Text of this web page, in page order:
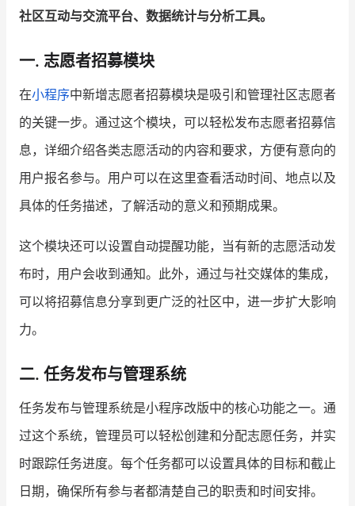
品牌消费观 行业报告
新零售资讯
培训课程
私域课程 新零售内参
增长俱乐部
增长俱乐部 有赞商盟
商家社区 社群交流
合作共进
有赞云 数据通服务
社区互动与交流平台、数据统计与分析工具。
一. 志愿者招募模块
在小程序中新增志愿者招募模块是吸引和管理社区志愿者
的关键一步。通过这个模块，可以轻松发布志愿者招募信
息，详细介绍各类志愿活动的内容和要求，方便有意向的
用户报名参与。用户可以在这里查看活动时间、地点以及
具体的任务描述，了解活动的意义和预期成果。
这个模块还可以设置自动提醒功能，当有新的志愿活动发
布时，用户会收到通知。此外，通过与社交媒体的集成，
可以将招募信息分享到更广泛的社区中，进一步扩大影响
力。
二. 任务发布与管理系统
任务发布与管理系统是小程序改版中的核心功能之一。通
过这个系统，管理员可以轻松创建和分配志愿任务，并实
时跟踪任务进度。每个任务都可以设置具体的目标和截止
日期，确保所有参与者都清楚自己的职责和时间安排。